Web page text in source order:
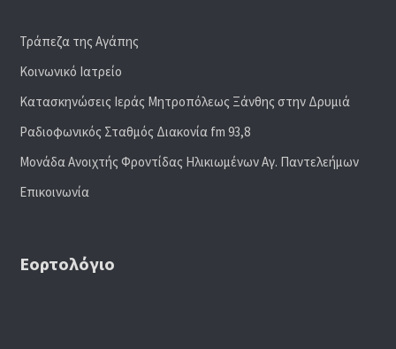
Τράπεζα της Αγάπης
Κοινωνικό Ιατρείο
Κατασκηνώσεις Ιεράς Μητροπόλεως Ξάνθης στην Δρυμιά
Ραδιoφωνικός Σταθμός Διακονία fm 93,8
Μονάδα Ανοιχτής Φροντίδας Ηλικιωμένων Αγ. Παντελεήμων
Επικοινωνία
Εορτολόγιο